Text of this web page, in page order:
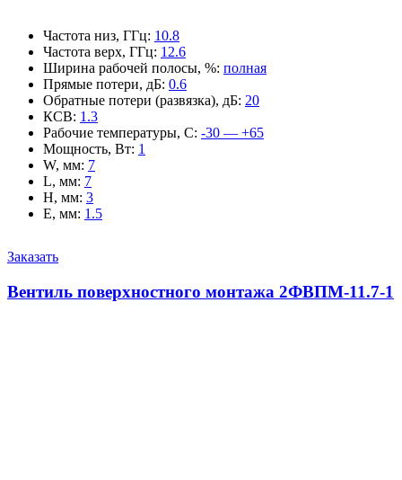
Частота низ, ГГц: 10.8
Частота верх, ГГц: 12.6
Ширина рабочей полосы, %: полная
Прямые потери, дБ: 0.6
Обратные потери (развязка), дБ: 20
КСВ: 1.3
Рабочие температуры, С: -30 — +65
Мощность, Вт: 1
W, мм: 7
L, мм: 7
H, мм: 3
E, мм: 1.5
Заказать
Вентиль поверхностного монтажа 2ФВПМ-11.7-1